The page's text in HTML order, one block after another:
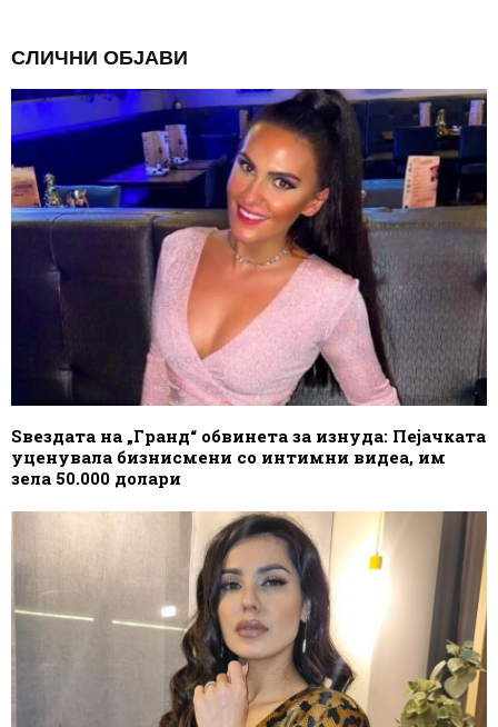
СЛИЧНИ ОБЈАВИ
Ѕвездата на „Гранд“ обвинета за изнуда: Пејачката
уценувала бизнисмени со интимни видеа, им
зела 50.000 долари